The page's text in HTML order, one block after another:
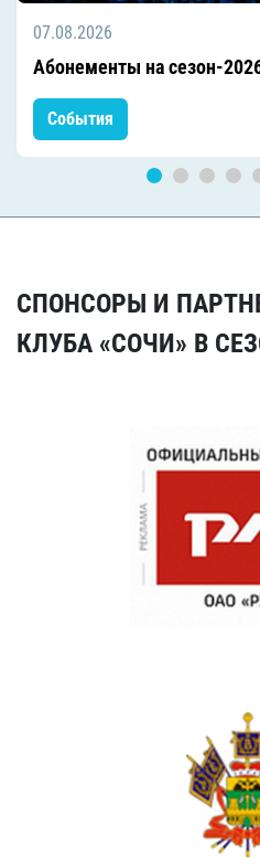
07.08.2026
Абонементы на сезон-
События
СПОНСОРЫ И
КЛУБА «СОЧИ» В